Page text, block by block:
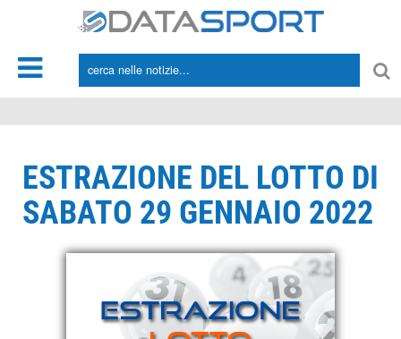
ESTRAZIONE DEL LOTTO DI
SABATO 29 GENNAIO 2022